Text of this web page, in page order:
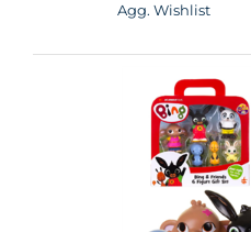
Agg. Wishlist